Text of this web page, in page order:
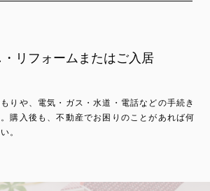
リフォームまたはご入居
りや、電気・ガス・水道・電話などの手続き
購入後も、不動産でお困りのことがあれば何
。